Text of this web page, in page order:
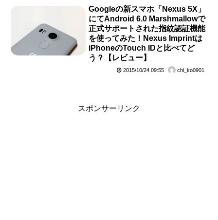
Googleの新スマホ「Nexus 5X」
にてAndroid 6.0 Marshmallowで
正式サポートされた指紋認証機能
を使ってみた！Nexus Imprintは
iPhoneのTouch IDと比べてど
う？【レビュー】
2015/10/24 09:55 chi_ko0901
スポンサーリンク